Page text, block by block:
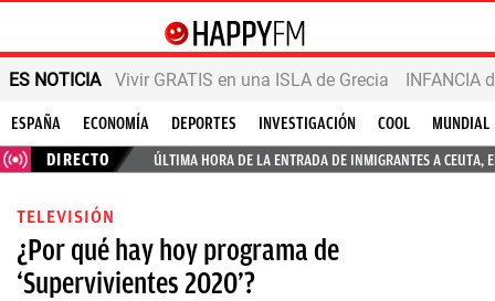
ES NOTICIA Vivir GRATIS en una ISLA de Grecia INFANCIA
ESPAÑA ECONOMÍA DEPORTES INVESTIGACIÓN COOL
MUNDIAL
DIRECTO
ÚLTIMA HORA DE LA ENTRADA DE INMIGRANTES A CEUTA,
TELEVISIÓN
¿Por qué hay hoy programa de
‘Supervivientes 2020’?